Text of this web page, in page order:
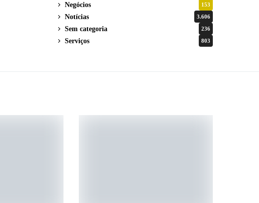
Negócios 153
Notícias 3.606
Sem categoria 236
Serviços 803